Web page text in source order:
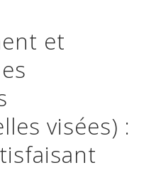
et
visées) :